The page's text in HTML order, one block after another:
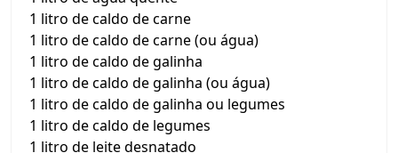
1 litro de caldo de carne
1 litro de caldo de carne (ou água)
1 litro de caldo de galinha
1 litro de caldo de galinha (ou água)
1 litro de caldo de galinha ou legumes
1 litro de caldo de legumes
1 litro de leite desnatado